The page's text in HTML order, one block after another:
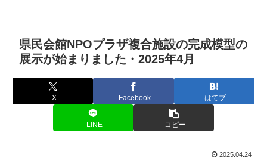
県民会館NPOプラザ複合施設の完成模型の
展示が始まりました・2025年4月
X Facebook はてブ
LINE コピー
2025.04.24